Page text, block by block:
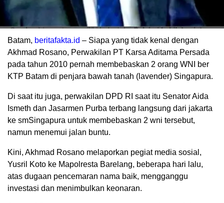
Batam, beritafakta.id – Siapa yang tidak kenal dengan
Akhmad Rosano, Perwakilan PT Karsa Aditama Persada
pada tahun 2010 pernah membebaskan 2 orang WNI ber
KTP Batam di penjara bawah tanah (lavender) Singapura.
Di saat itu juga, perwakilan DPD RI saat itu Senator Aida
Ismeth dan Jasarmen Purba terbang langsung dari jakarta
ke smSingapura untuk membebaskan 2 wni tersebut,
namun menemui jalan buntu.
Kini, Akhmad Rosano melaporkan pegiat media sosial,
Yusril Koto ke Mapolresta Barelang, beberapa hari lalu,
atas dugaan pencemaran nama baik, mengganggu
investasi dan menimbulkan keonaran.